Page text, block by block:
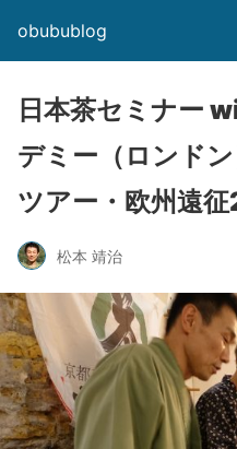
obubublog
日本茶セミナー
デミー（ロンド
ツアー・欧州遠
松本 靖治